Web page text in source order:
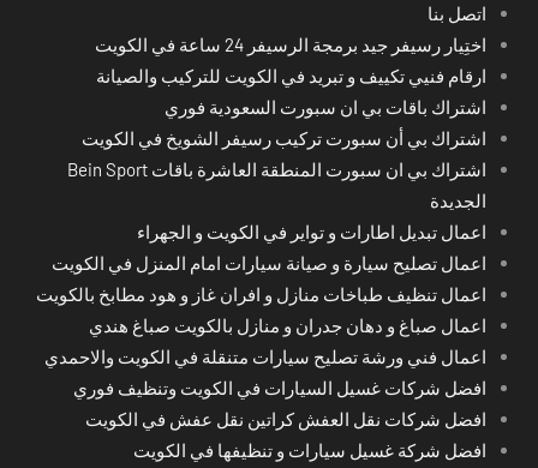
اتصل بنا
اختِيار رسيفر جيد برمجة الرسيفر 24 ساعة في الكويت
ارقام فنيي تكييف و تبريد في الكويت للتركيب والصيانة
اشتراك باقات بي ان سبورت السعودية فوري
اشتراك بي أن سبورت تركيب رسيفر الشويخ في الكويت
اشتراك بي ان سبورت المنطقة العاشرة باقات Bein Sport
الجديدة
اعمال تبديل اطارات و تواير في الكويت و الجهراء
اعمال تصليح سيارة و صيانة سيارات امام المنزل في الكويت
اعمال تنظيف طباخات منازل و افران غاز و هود مطابخ بالكويت
اعمال صباغ و دهان جدران و منازل بالكويت صباغ هندي
اعمال فني ورشة تصليح سيارات متنقلة في الكويت والاحمدي
افضل شركات غسيل السيارات في الكويت وتنظيف فوري
افضل شركات نقل العفش كراتين نقل عفش في الكويت
افضل شركة غسيل سيارات و تنظيفها في الكويت